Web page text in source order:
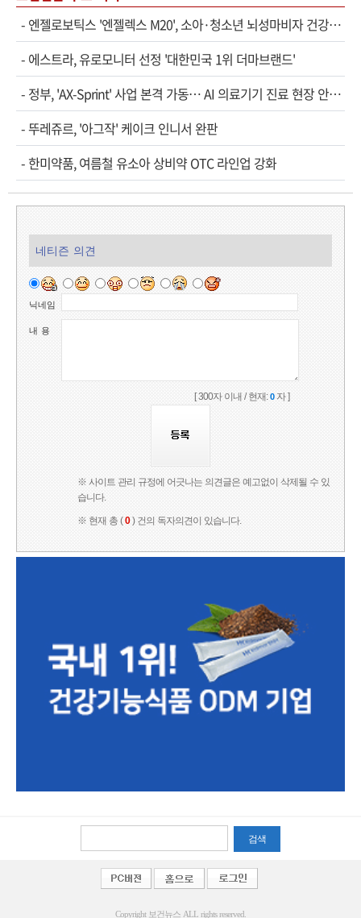
- 엔젤로보틱스 '엔젤렉스 M20', 소아·청소년 뇌성마비자 건강보험 확대 적용
- 에스트라, 유로모니터 선정 '대한민국 1위 더마브랜드'
- 정부, 'AX-Sprint' 사업 본격 가동… AI 의료기기 진료 현장 안착 속도
-뚜레쥬르, '아그작' 케이크 인니서 완판
- 한미약품, 여름철 유소아 상비약 OTC 라인업 강화
네티즌 의견
닉네임
내 용
[ 300자 이내 / 현재:0자 ]
※ 사이트 관리 규정에 어긋나는 의견글은 예고없이 삭제될 수 있
습니다.
※ 현재 총 (0) 건의 독자의견이 있습니다.
검색
Copyright 보건뉴스 ALL rights reserved.